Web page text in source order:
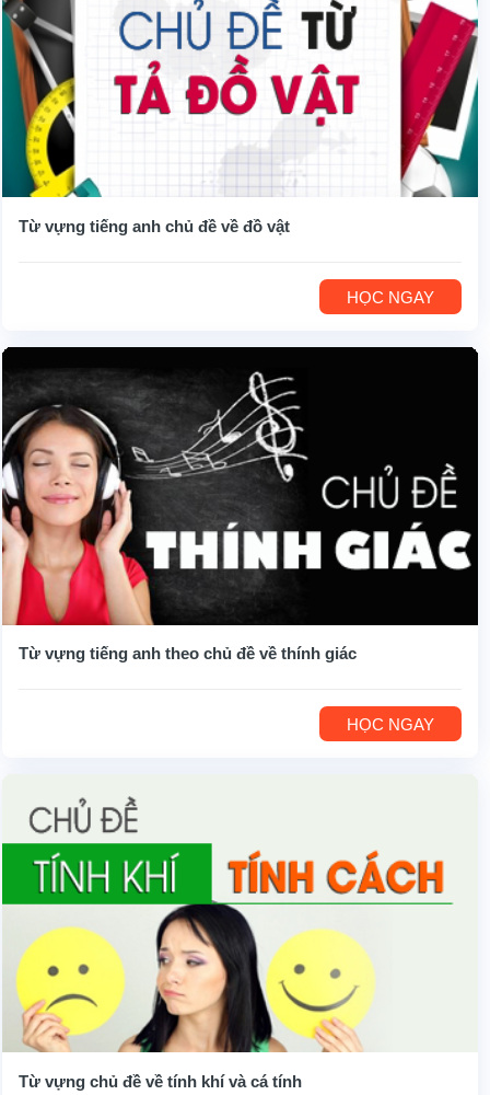
Từ vựng tiếng anh chủ đề về đồ vật
HỌC NGAY
Từ vựng tiếng anh theo chủ đề về thính giác
HỌC NGAY
Từ vựng chủ đề về tính khí và cá tính